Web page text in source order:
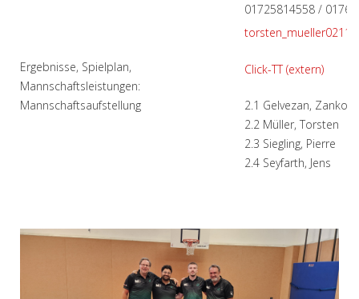
01725814558 /
Ergebnisse, Spielplan,
Mannschaftsleistungen:
Click-TT (extern)
Mannschaftsaufstellung
2.1 Gelvezan, Zanko
2.2 Müller, Torsten
2.3 Siegling, Pierre
2.4 Seyfarth, Jens